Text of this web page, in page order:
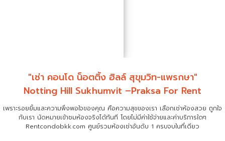
"เช่า คอนโด น็อตติ้ง ฮิลล์ สุขุมวิท-แพรกษา"
Notting Hill Sukhumvit –Praksa For Rent
เพราะรอยยิ้มและความพึงพอใจของคุณ คือความสุขของเรา เลือกเช่าห้องสวย ถูกใจ
กับเรา นัดหมายเข้าชมห้องจริงได้ทันที โดยไม่มีค่าใช้จ่ายและค่าบริการใดๆ
Rentcondobkk.com ศูนย์รวมห้องเช่าอันดับ 1 ครบจบในที่เดียว